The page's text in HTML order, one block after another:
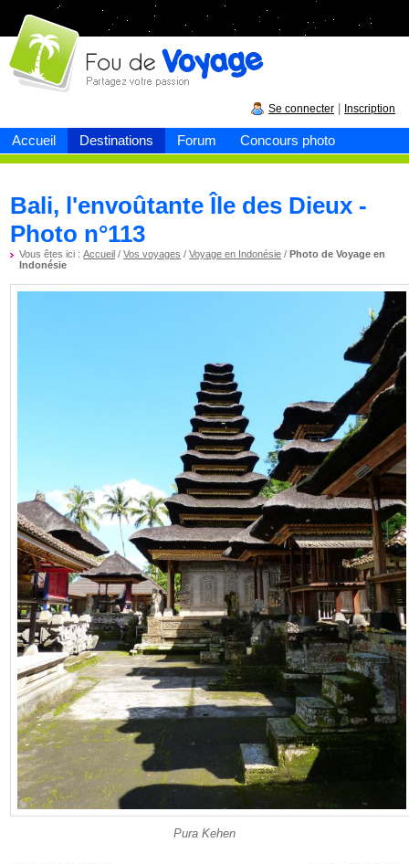
Accueil Destinations Forum Concours photo
Fou devoyage
Se connecter Inscription
Bali, l'envoûtante Île des Dieux -
Photo n°113
Vous êtes ici :Accueil /Vos voyages /Voyage en Indonésie /Photo de Voyage en
Indonésie
Pura Kehen